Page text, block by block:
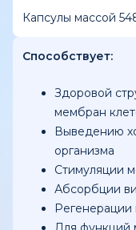
Капсулы массой
Cпособствует:
Здоровой
мембран
Выведению
организма
Стимуляции
Абсорбции
Регенерации